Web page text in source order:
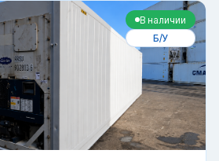
В наличии
Б/У